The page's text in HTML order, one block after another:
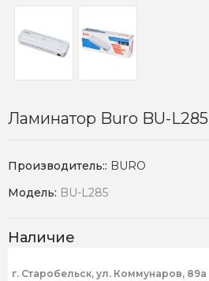
Ламинатор Buro BU-L285
Производитель:: BURO
Модель: BU-L285
Наличие
г. Старобельск, ул. Коммунаров, 89а